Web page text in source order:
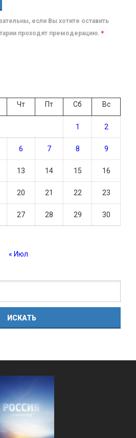
если Вы хотите оставить
проходят премодерацию. *
Чт Пт Сб Вс
1 2
6 7 8 9
13 14 15 16
20 21 22 23
27 28 29 30
« Июл